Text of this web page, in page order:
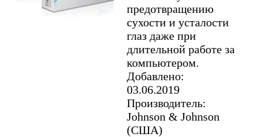
предотвращению
сухости и усталости
глаз даже при
длительной работе за
компьютером.
Добавлено:
03.06.2019
Производитель:
Johnson & Johnson
(США)